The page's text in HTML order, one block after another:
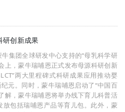
研创新成果
集团全球研发中心支持的“母乳科学研
上，蒙牛瑞哺恩正式发布母源科研创新
两大里程碑式科研成果应用推动婴
元。同时，蒙牛瑞哺恩启动了“中国百
解，蒙牛瑞哺恩将举办线下育儿科普活
包括瑞哺恩产品等育儿包。此外，蒙